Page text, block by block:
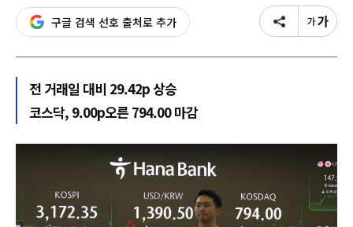
구글 검색 선호 출처로 추가
전 거래일 대비 29.42p 상승
코스닥, 9.00p오른 794.00 마감